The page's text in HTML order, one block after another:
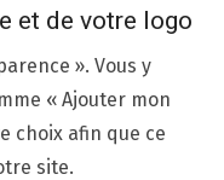
et de votre logo
». Vous y
« Ajouter mon
choix afin que ce
site.